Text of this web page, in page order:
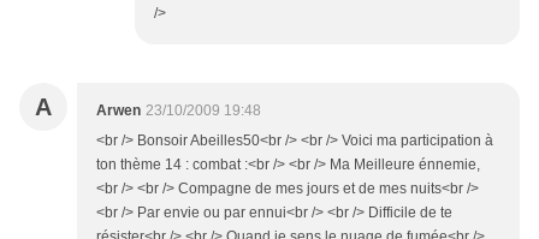
/>
A Arwen 23/10/2009 19:48
<br /> Bonsoir Abeilles50<br /> <br /> Voici ma participation à
ton thème 14 : combat :<br /> <br /> Ma Meilleure énnemie,
<br /> <br /> Compagne de mes jours et de mes nuits<br />
<br /> Par envie ou par ennui<br /> <br /> Difficile de te